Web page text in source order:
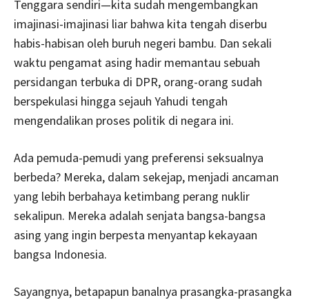
Tenggara sendiri—kita sudah mengembangkan
imajinasi-imajinasi liar bahwa kita tengah diserbu
habis-habisan oleh buruh negeri bambu. Dan sekali
waktu pengamat asing hadir memantau sebuah
persidangan terbuka di DPR, orang-orang sudah
berspekulasi hingga sejauh Yahudi tengah
mengendalikan proses politik di negara ini.
Ada pemuda-pemudi yang preferensi seksualnya
berbeda? Mereka, dalam sekejap, menjadi ancaman
yang lebih berbahaya ketimbang perang nuklir
sekalipun. Mereka adalah senjata bangsa-bangsa
asing yang ingin berpesta menyantap kekayaan
bangsa Indonesia.
Sayangnya, betapapun banalnya prasangka-prasangka